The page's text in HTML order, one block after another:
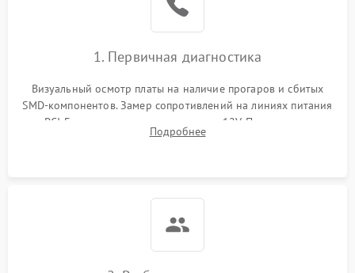
1. Первичная диагностика
Визуальный осмотр платы на наличие прогаров и сбитых
SMD-компонентов. Замер сопротивлений на линиях питания
PCI-E и дополнительных разъемах 12V. Проверка на
короткое замыкание основных дросселей питания GPU и
Подробнее